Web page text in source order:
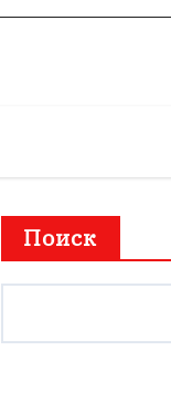
Поиск